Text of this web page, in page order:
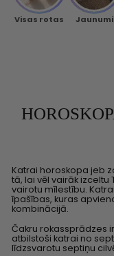
Visas rotas Jaunumi
Katrai horoskopa jeb
tā, lai vēl vairāk izceltu
vairotu mīlestību.
īpašības, kuras
kombinācijā.
Čakru rokassprādzes
atbilstoši katrai no
līdzsvarotu septiņu